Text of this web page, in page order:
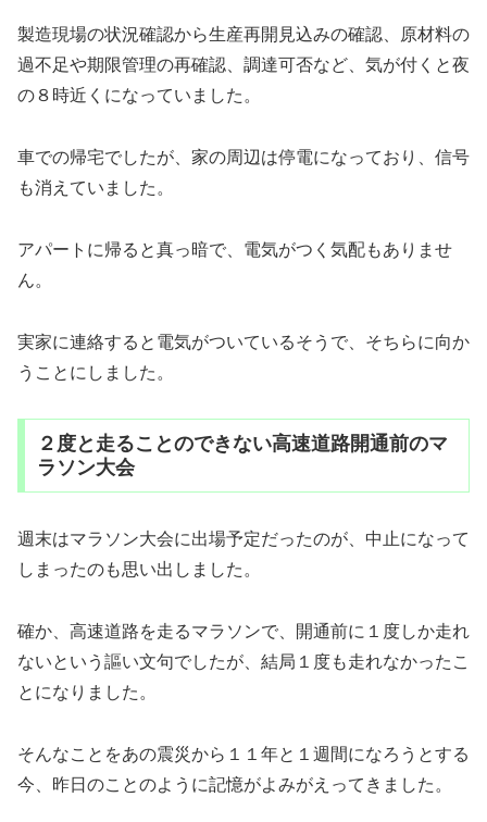
製造現場の状況確認から生産再開見込みの確認、原材料の
過不足や期限管理の再確認、調達可否など、気が付くと夜
の８時近くになっていました。
車での帰宅でしたが、家の周辺は停電になっており、信号
も消えていました。
アパートに帰ると真っ暗で、電気がつく気配もありませ
ん。
実家に連絡すると電気がついているそうで、そちらに向か
うことにしました。
２度と走ることのできない高速道路開通前のマ
ラソン大会
週末はマラソン大会に出場予定だったのが、中止になって
しまったのも思い出しました。
確か、高速道路を走るマラソンで、開通前に１度しか走れ
ないという謳い文句でしたが、結局１度も走れなかったこ
とになりました。
そんなことをあの震災から１１年と１週間になろうとする
今、昨日のことのように記憶がよみがえってきました。